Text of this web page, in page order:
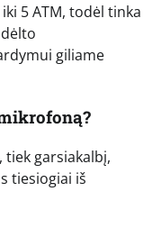
5 ATM, todėl tinka
giliame
garsiakalbį,
tiesiogiai iš